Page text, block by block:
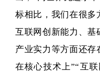
标相比，我们在很多
互联网创新能力、基
产业实力等方面还存
在核心技术上”“互